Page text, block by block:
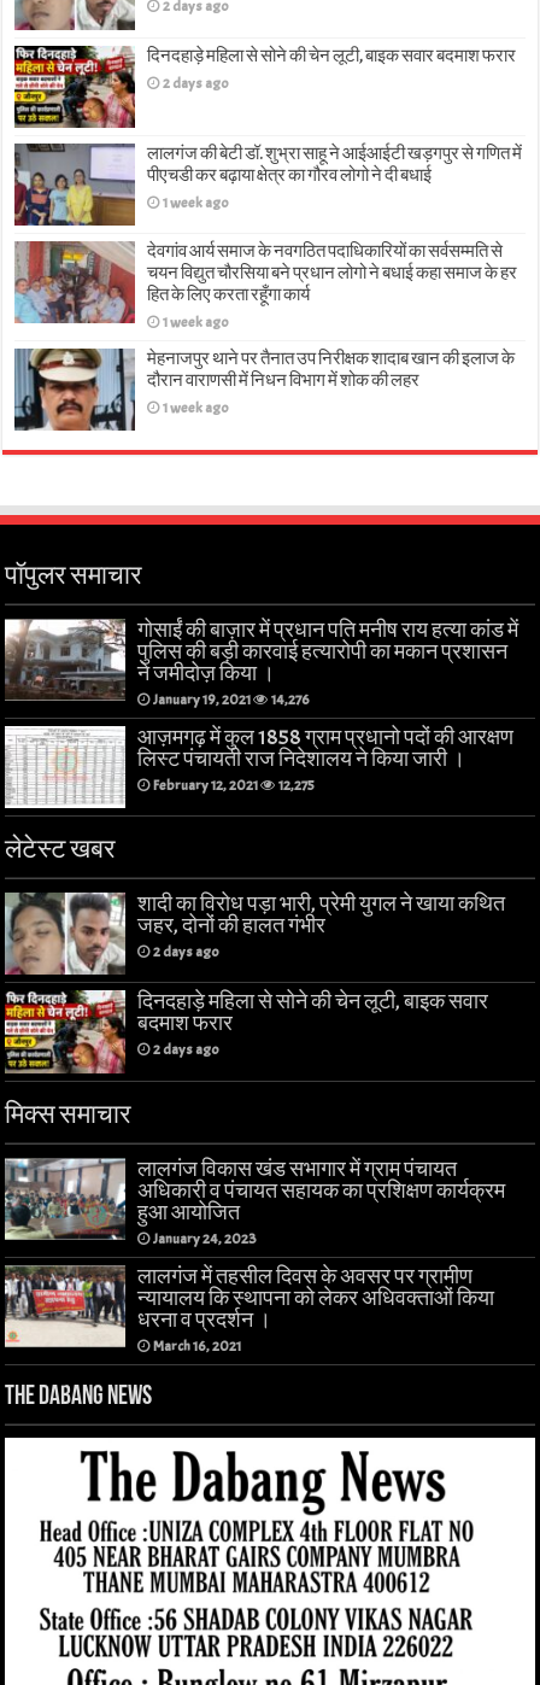
2 days ago
दिनदहाड़े महिला से सोने की चेन लूटी, बाइक सवार बदमाश फरार
2 days ago
लालगंज की बेटी डॉ. शुभ्रा साहू ने आईआईटी खड़गपुर से गणित में
पीएचडी कर बढ़ाया क्षेत्र का गौरव लोगो ने दी बधाई
1 week ago
देवगांव आर्य समाज के नवगठित पदाधिकारियों का सर्वसम्मति से
चयन विद्युत चौरसिया बने प्रधान लोगो ने बधाई कहा समाज के हर
हित के लिए करता रहूँगा कार्य
1 week ago
मेहनाजपुर थाने पर तैनात उप निरीक्षक शादाब खान की इलाज के
दौरान वाराणसी में निधन विभाग में शोक की लहर
1 week ago
पॉपुलर समाचार
गोसाईं की बाज़ार में प्रधान पति मनीष राय हत्या कांड में
पुलिस की बड़ी कारवाई हत्यारोपी का मकान प्रशासन
ने जमीदोज़ किया ।
January 19, 2021 14,276
आज़मगढ़ में कुल 1858 ग्राम प्रधानो पदों की आरक्षण
लिस्ट पंचायती राज निदेशालय ने किया जारी ।
February 12, 2021 12,275
लेटेस्ट खबर
शादी का विरोध पड़ा भारी, प्रेमी युगल ने खाया कथित
जहर, दोनों की हालत गंभीर
2 days ago
दिनदहाड़े महिला से सोने की चेन लूटी, बाइक सवार
बदमाश फरार
2 days ago
मिक्स समाचार
लालगंज विकास खंड सभागार में ग्राम पंचायत
अधिकारी व पंचायत सहायक का प्रशिक्षण कार्यक्रम
हुआ आयोजित
January 24, 2023
लालगंज में तहसील दिवस के अवसर पर ग्रामीण
न्यायालय कि स्थापना को लेकर अधिवक्ताओं किया
धरना व प्रदर्शन ।
March 16, 2021
The Dabang News